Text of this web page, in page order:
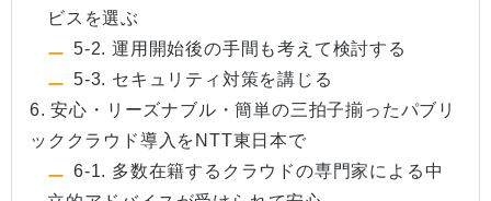
ビスを選ぶ
5-2. 運用開始後の手間も考えて検討する
5-3. セキュリティ対策を講じる
6. 安心・リーズナブル・簡単の三拍子揃ったパブリ
ッククラウド導入をNTT東日本で
6-1. 多数在籍するクラウドの専門家による中